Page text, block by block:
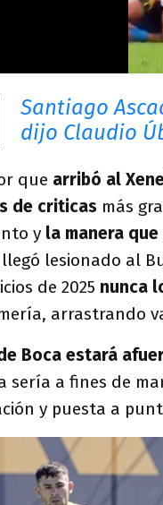
Santiago
dijo Claudio
que arribó al
de criticas más
y la manera
llegó lesionado al
de 2025 nunca
arrastrando
Boca estará
sería a fines de
y puesta a